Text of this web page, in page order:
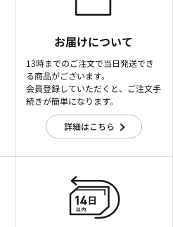
お届けについて
13時までのご注文で当日発送でき
る商品がございます。
会員登録していただくと、ご注文手
続きが簡単になります。
詳細はこちら